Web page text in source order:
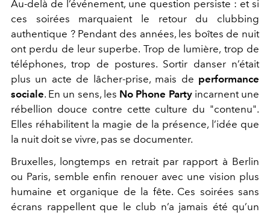
Au-delà de l’événement, une question persiste : et si
ces soirées marquaient le retour du clubbing
authentique ? Pendant des années, les boîtes de nuit
ont perdu de leur superbe. Trop de lumière, trop de
téléphones, trop de postures. Sortir danser n’était
plus un acte de lâcher-prise, mais de performance
sociale. En un sens, les No Phone Partyincarnent une
rébellion douce contre cette culture du "contenu".
Elles réhabilitent la magie de la présence, l’idée que
la nuit doit se vivre, pas se documenter.
Bruxelles, longtemps en retrait par rapport à Berlin
ou Paris, semble enfin renouer avec une vision plus
humaine et organique de la fête. Ces soirées sans
écrans rappellent que le club n’a jamais été qu’un